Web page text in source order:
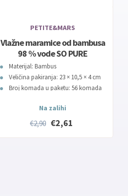
PETITE&MARS
Vlažne maramice od bambusa
98 % vode SO PURE
PETITE&MARS
Materijal: Bambus
Veličina pakiranja: 23 × 10,5 × 4 cm
Broj komada u paketu: 56 komada
Na zalihi
€2,90 €2,61